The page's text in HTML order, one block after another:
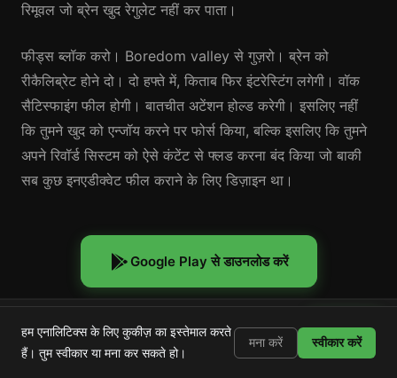
रिमूवल जो ब्रेन खुद रेगुलेट नहीं कर पाता।
फीड्स ब्लॉक करो। Boredom valley से गुज़रो। ब्रेन को
रीकैलिब्रेट होने दो। दो हफ्ते में, किताब फिर इंटरेस्टिंग लगेगी। वॉक
सैटिस्फाइंग फील होगी। बातचीत अटेंशन होल्ड करेगी। इसलिए नहीं
कि तुमने खुद को एन्जॉय करने पर फोर्स किया, बल्कि इसलिए कि तुमने
अपने रिवॉर्ड सिस्टम को ऐसे कंटेंट से फ्लड करना बंद किया जो बाकी
सब कुछ इनएडीक्वेट फील कराने के लिए डिज़ाइन था।
Google Play से डाउनलोड करें
Shortstop
Shorts, Reels और TikTok ब्लॉक करें इंस्टॉल करें
हम एनालिटिक्स के लिए कुकीज़ का इस्तेमाल करते
हैं। तुम स्वीकार या मना कर सकते हो।
मना करें स्वीकार करें